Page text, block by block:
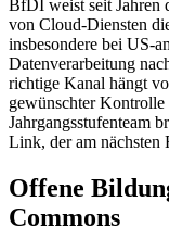
BfDI weist seit Jahren
von Cloud-Diensten
insbesondere bei US-
Datenverarbeitung
richtige Kanal hängt
gewünschter
Jahrgangsstufenteam
Link, der am nächsten
Offene
Commons